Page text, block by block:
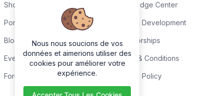
Shop
Portfolio
Blog
Events
Forums
Knowledge Center
Custom Development
Sponsorships
Terms & Conditions
Privacy Policy
Nous nous soucions de vos
données et aimerions utiliser des
cookies pour améliorer votre
expérience.